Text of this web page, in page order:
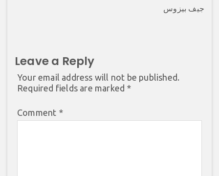
جیف بیزوس
Leave a Reply
Your email address will not be published.
Required fields are marked *
Comment *